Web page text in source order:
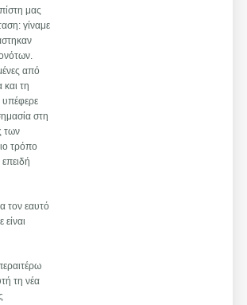
μας
γίναμε
από
τη
υπέφερε
στη
των
τρόπο
τον εαυτό
τη νέα